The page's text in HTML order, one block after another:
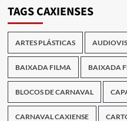
TAGS CAXIENSES
ARTES PLÁSTICAS
BAIXADA FILMA BAIXADA
BLOCOS DE CARNAVAL
CARNAVAL CAXIENSE